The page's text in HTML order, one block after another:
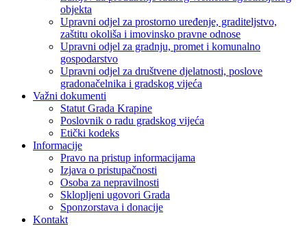
objekta
Upravni odjel za prostorno uređenje, graditeljstvo,
zaštitu okoliša i imovinsko pravne odnose
Upravni odjel za gradnju, promet i komunalno
gospodarstvo
Upravni odjel za društvene djelatnosti, poslove
gradonačelnika i gradskog vijeća
Važni dokumenti
Statut Grada Krapine
Poslovnik o radu gradskog vijeća
Etički kodeks
Informacije
Pravo na pristup informacijama
Izjava o pristupačnosti
Osoba za nepravilnosti
Sklopljeni ugovori Grada
Sponzorstava i donacije
Kontakt